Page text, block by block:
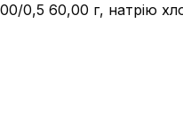
0,5 60,00 г, натрію